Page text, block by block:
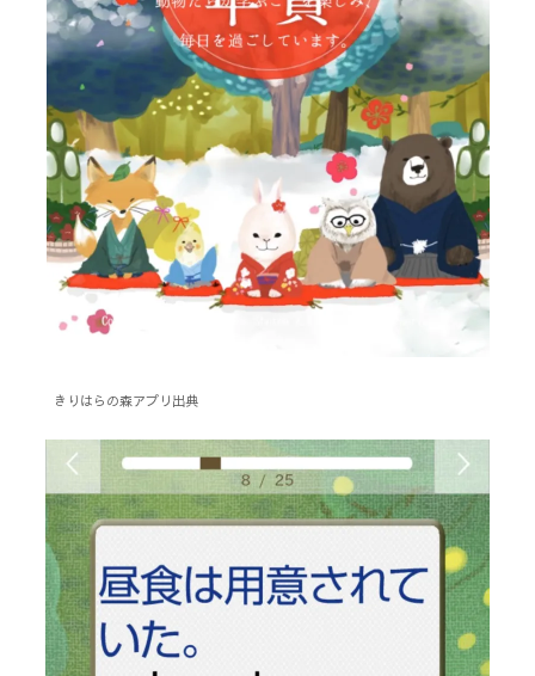
きりはらの森アプリ出典